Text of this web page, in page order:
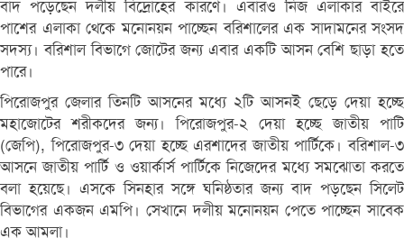
বাদ পড়েছেন দলীয় বিদ্রোহের কারণে। এবারও নিজ এলাকার বাইরে
পাশের এলাকা থেকে মনোনয়ন পাচ্ছেন বরিশালের এক সাদামনের সংসদ
সদস্য। বরিশাল বিভাগে জোটের জন্য এবার একটি আসন বেশি ছাড়া হতে
পারে।
পিরোজপুর জেলার তিনটি আসনের মধ্যে ২টি আসনই ছেড়ে দেয়া হচ্ছে
মহাজোটের শরীকদের জন্য। পিরোজপুর-২ দেয়া হচ্ছে জাতীয় পাটি
(জেপি), পিরোজপুর-৩ দেয়া হচ্ছে এরশাদের জাতীয় পার্টিকে। বরিশাল-৩
আসনে জাতীয় পার্টি ও ওয়ার্কার্স পার্টিকে নিজেদের মধ্যে সমঝোতা করতে
বলা হয়েছে। এসকে সিনহার সঙ্গে ঘনিষ্ঠতার জন্য বাদ পড়ছেন সিলেট
বিভাগের একজন এমপি। সেখানে দলীয় মনোনয়ন পেতে পাচ্ছেন সাবেক
এক আমলা।